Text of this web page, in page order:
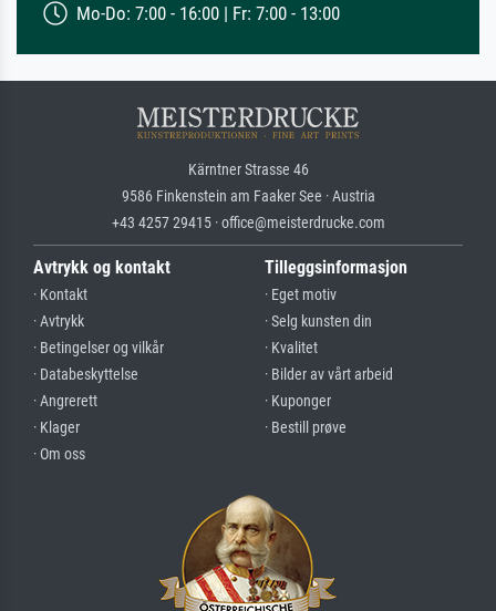
Mo-Do: 7:00 - 16:00 | Fr: 7:00 - 13:00
Kärntner Strasse 46
9586 Finkenstein am Faaker See · Austria
+43 4257 29415 · office@meisterdrucke.com
Avtrykk og kontakt
· Kontakt
· Avtrykk
· Betingelser og vilkår
· Databeskyttelse
· Angrerett
· Klager
· Om oss
Tilleggsinformasjon
· Eget motiv
· Selg kunsten din
· Kvalitet
· Bilder av vårt arbeid
· Kuponger
· Bestill prøve